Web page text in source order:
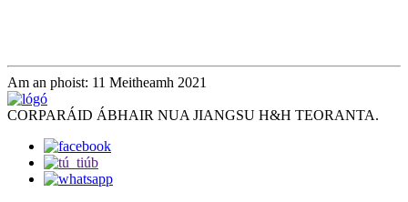
Am an phoist: 11 Meitheamh 2021
CORPARÁID ÁBHAIR NUA JIANGSU H&H TEORANTA.